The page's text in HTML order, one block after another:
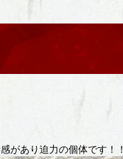
があり迫力の個体です！！